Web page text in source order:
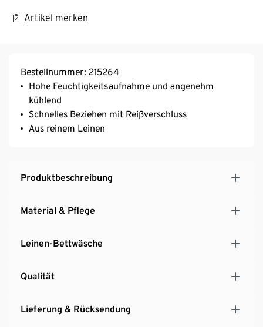
Artikel merken
Bestellnummer: 215264
Hohe Feuchtigkeitsaufnahme und angenehm
kühlend
Schnelles Beziehen mit Reißverschluss
Aus reinem Leinen
Produktbeschreibung
Material & Pflege
Leinen-Bettwäsche
Qualität
Lieferung & Rücksendung